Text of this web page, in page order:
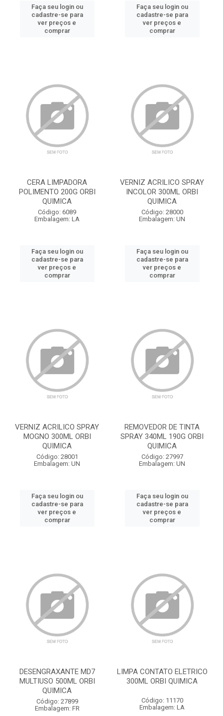
Faça seu login ou
cadastre-se para
ver preços e
comprar
Faça seu login ou
cadastre-se para
ver preços e
comprar
CERA LIMPADORA
POLIMENTO 200G ORBI
QUIMICA
Código: 6089
Embalagem: LA
Faça seu login ou
cadastre-se para
ver preços e
comprar
VERNIZ ACRILICO SPRAY
INCOLOR 300ML ORBI
QUIMICA
Código: 28000
Embalagem: UN
Faça seu login ou
cadastre-se para
ver preços e
comprar
VERNIZ ACRILICO SPRAY
MOGNO 300ML ORBI
QUIMICA
Código: 28001
Embalagem: UN
Faça seu login ou
cadastre-se para
ver preços e
comprar
REMOVEDOR DE TINTA
SPRAY 340ML 190G ORBI
QUIMICA
Código: 27997
Embalagem: UN
Faça seu login ou
cadastre-se para
ver preços e
comprar
DESENGRAXANTE MD7
MULTIUSO 500ML ORBI
QUIMICA
Código: 27899
Embalagem: FR
LIMPA CONTATO ELETRICO
300ML ORBI QUIMICA
Código: 11170
Embalagem: LA